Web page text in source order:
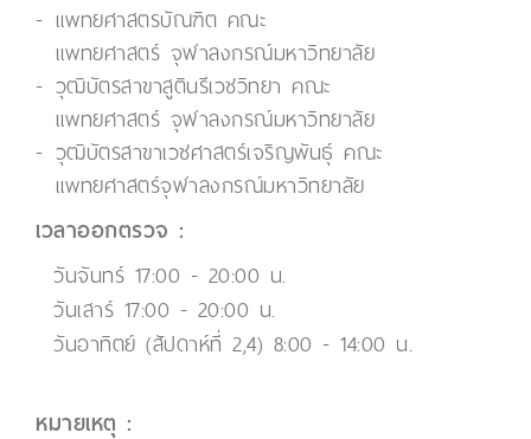
แพทยศาสตรบัณฑิต คณะ
แพทยศาสตร์ จุฬาลงกรณ์มหาวิทยาลัย
วุฒิบัตรสาขาสูตินรีเวชวิทยา คณะ
แพทยศาสตร์ จุฬาลงกรณ์มหาวิทยาลัย
วุฒิบัตรสาขาเวชศาสตร์เจริญพันธุ์ คณะ
แพทยศาสตร์จุฬาลงกรณ์มหาวิทยาลัย
เวลาออกตรวจ :
วันจันทร์ 17:00 - 20:00 น.
วันเสาร์ 17:00 - 20:00 น.
วันอาทิตย์ (สัปดาห์ที่ 2,4) 8:00 - 14:00 น.
หมายเหตุ :